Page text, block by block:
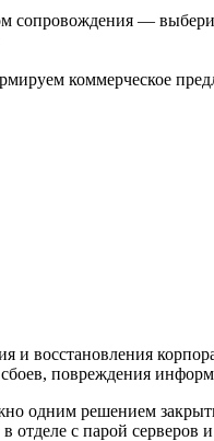
сопровождения —
коммерческое
и восстановления
повреждения
одним решением
отделе с парой